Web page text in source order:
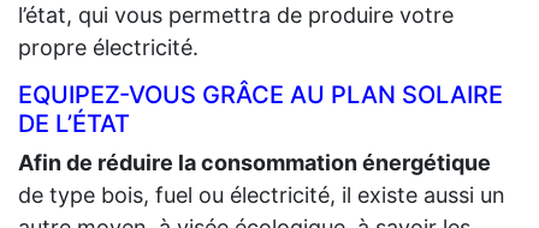
l’état, qui vous permettra de produire votre
propre électricité.
EQUIPEZ-VOUS GRÂCE AU PLAN SOLAIRE
DE L’ÉTAT
Afin de réduire la consommation énergétique
de type bois, fuel ou électricité, il existe aussi un